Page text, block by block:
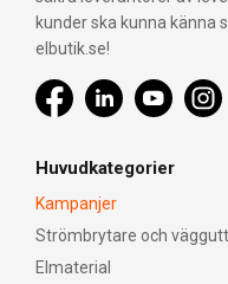
kunder ska kunna känna
elbutik.se!
Huvudkategorier
Kampanjer
Strömbrytare och
Elmaterial